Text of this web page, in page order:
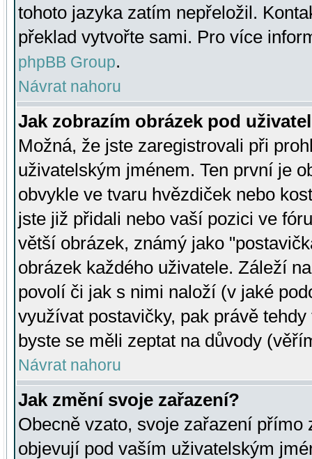
tohoto jazyka zatím nepřeložil.
překlad vytvořte sami. Pro více
phpBB Group.
Návrat nahoru
Jak zobrazím obrázek pod
Možná, že jste zaregistrovali při
uživatelským jménem. Ten první je
obvykle ve tvaru hvězdiček nebo
jste již přidali nebo vaší pozici ve
větší obrázek, známý jako
obrázek každého uživatele. Záleží
povolí či jak s nimi naloží (v jaké
využívat postavičky, pak právě
byste se měli zeptat na důvody
Návrat nahoru
Jak změní svoje zařazení?
Obecně vzato, svoje zařazení přímo
objevují pod vaším uživatelským